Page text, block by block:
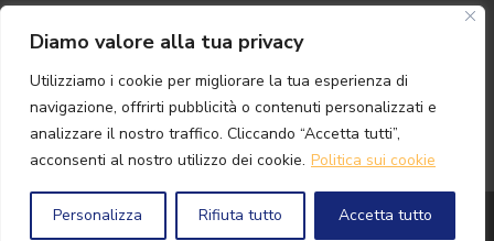
Diamo valore alla tua privacy
Utilizziamo i cookie per migliorare la tua esperienza di
navigazione, offrirti pubblicità o contenuti personalizzati e
analizzare il nostro traffico. Cliccando “Accetta tutti”,
acconsenti al nostro utilizzo dei cookie. Politica sui cookie
Personalizza Rifiuta tutto Accetta tutto
Clicca sul pulsante per ricevere le nostre ultime novità,
notizie e promozioni
ISCRIVITI ADESSO
© 2024 FlorenceArtEdizioni | P.IVA 04813630482